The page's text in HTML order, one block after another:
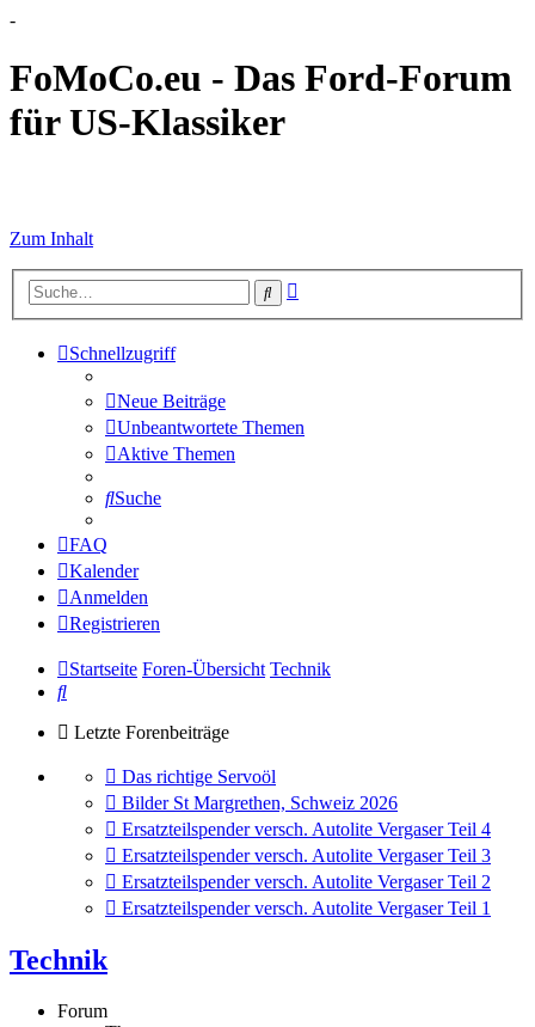
-
FoMoCo.eu - Das Ford-Forum
für US-Klassiker
Zum Inhalt
Suche
Schnellzugriff
Neue Beiträge
Unbeantwortete Themen
Aktive Themen
Suche
FAQ
Kalender
Anmelden
Registrieren
Startseite Foren-Übersicht Technik
Suche
Letzte Forenbeiträge
Gehe
zum
letzten
Beitrag
Das richtige Servoöl
Gehe
zum
letzten
Beitrag
Bilder St Margrethen, Schweiz 2026
Gehe
zum
letzten
Beitrag
Ersatzteilspender versch. Autolite Vergaser Teil 4
Gehe
zum
letzten
Beitrag
Ersatzteilspender versch. Autolite Vergaser Teil 3
Gehe
zum
letzten
Ersatzteilspender versch. Autolite Vergaser Teil 2
Gehe
Ersatzteilspender versch. Autolite Vergaser Teil 1
Technik
Forum